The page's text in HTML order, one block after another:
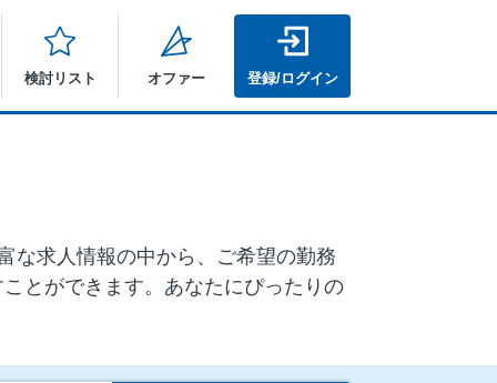
検討リスト オファー 登録/ログイン
な求人情報の中から、ご希望の勤務
とができます。あなたにぴったりの